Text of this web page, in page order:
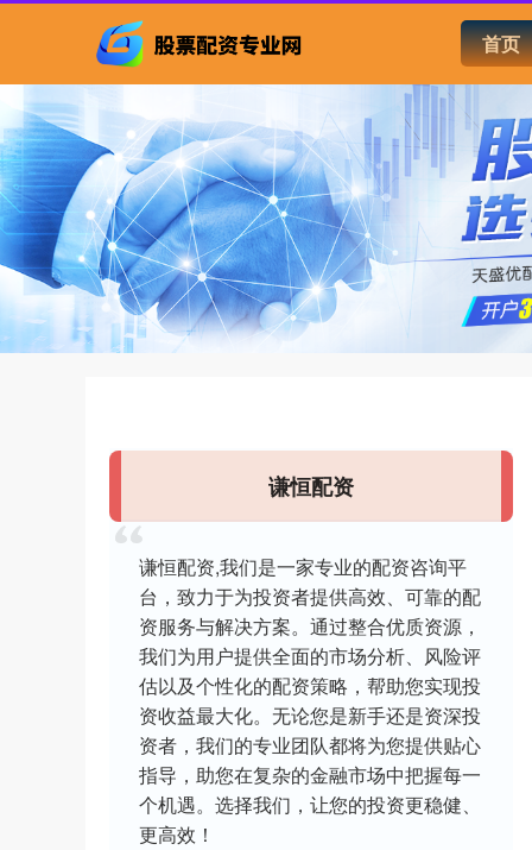
首页
谦恒配资
谦恒配资,我们是一家专业的配资咨询平
台，致力于为投资者提供高效、可靠的配
资服务与解决方案。通过整合优质资源，
我们为用户提供全面的市场分析、风险评
估以及个性化的配资策略，帮助您实现投
资收益最大化。无论您是新手还是资深投
资者，我们的专业团队都将为您提供贴心
指导，助您在复杂的金融市场中把握每一
个机遇。选择我们，让您的投资更稳健、
更高效！